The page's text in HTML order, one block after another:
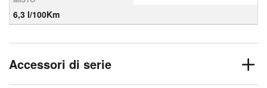
6,3 l/100Km
Accessori di serie